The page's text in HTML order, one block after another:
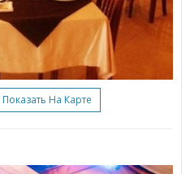
Показать На Карте